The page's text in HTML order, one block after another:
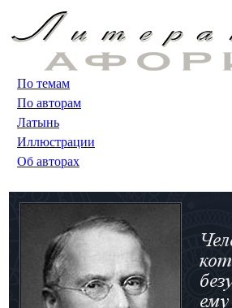
По темам
По авторам
Латынь
Иллюстрации
Об авторах